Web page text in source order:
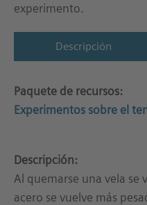
experimento.
Descripción
Paquete de recursos:
Experimentos sobre el
Descripción:
Al quemarse una vela se
acero se vuelve más